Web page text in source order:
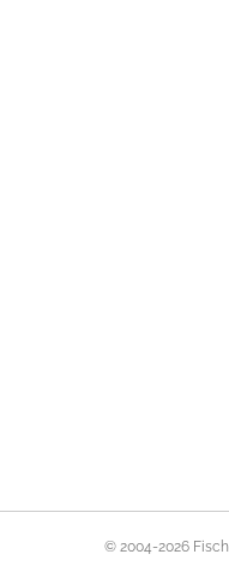
© 2004-2026